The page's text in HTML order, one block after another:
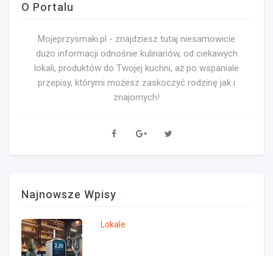
O Portalu
Mojeprzysmaki.pl - znajdziesz tutaj niesamowicie
dużo informacji odnośnie kulinariów, od ciekawych
lokali, produktów do Twojej kuchni, aż po wspaniale
przepisy, którymi możesz zaskoczyć rodzinę jak i
znajomych!
Najnowsze Wpisy
Lokale